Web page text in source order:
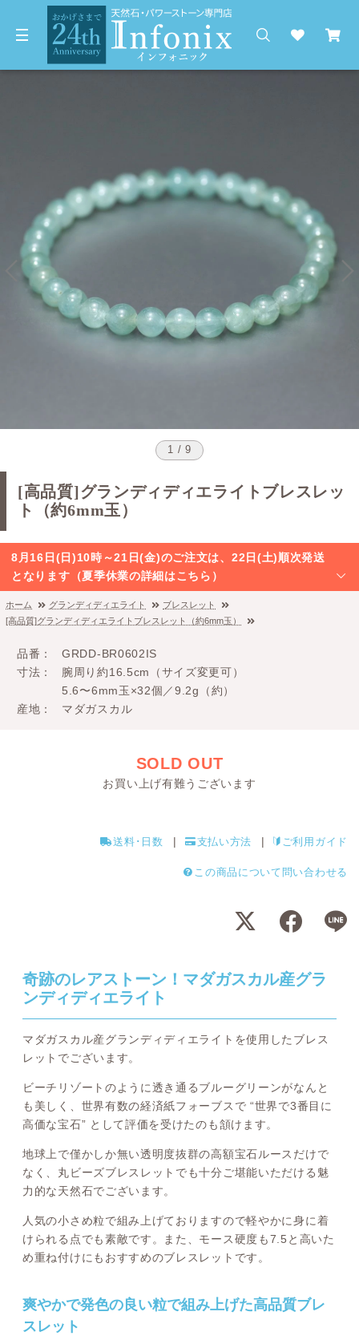
1 / 9
[高品質]グランディディエライトブレスレッ
ト（約6mm玉）
8月16日(日)10時～21日(金)のご注文は、22日(土)順次発送
となります（夏季休業の詳細はこちら）
ホーム グランディディエライト
ブレスレット
[高品質]グランディディエライトブレスレット（約6mm玉）
品番
GRDD-BR0602IS
寸法
腕周り約16.5cm（サイズ変更可）
5.6〜6mm玉×32個／9.2g（約）
産地
マダガスカル
SOLD OUT
お買い上げ有難うございます
送料･日数 支払い方法 ご利用ガイド
この商品について問い合わせる
奇跡のレアストーン！マダガスカル産グラ
ンディディエライト
マダガスカル産グランディディエライトを使用したブレス
レットでございます。
ビーチリゾートのように透き通るブルーグリーンがなんと
も美しく、世界有数の経済紙フォーブスで “世界で3番目に
高価な宝石” として評価を受けたのも頷けます。
地球上で僅かしか無い透明度抜群の高額宝石ルースだけで
なく、丸ビーズブレスレットでも十分ご堪能いただける魅
力的な天然石でございます。
人気の小さめ粒で組み上げておりますので軽やかに身に着
けられる点でも素敵です。また、モース硬度も7.5と高いた
め重ね付けにもおすすめのブレスレットです。
爽やかで発色の良い粒で組み上げた高品質ブレ
スレット